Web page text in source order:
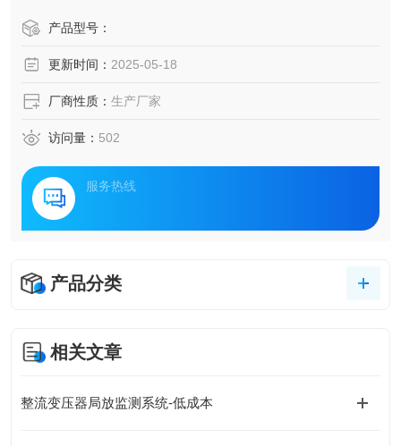
至关重要的意义。然而，配电房内的电力设备在长期运行过
放电（局放）现象，这不仅会加速设备绝缘的劣化过程，还
在线监测系统的应用，成为了守护电力安全的核心利器。
产品型号：
更新时间： 2025-05-18
厂商性质： 生产厂家
访问量： 502
服务热线
产品分类
相关文章
整流变压器局放监测系统-低成本